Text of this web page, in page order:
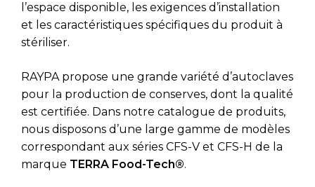
l’espace disponible, les exigences d’installation
et les caractéristiques spécifiques du produit à
stériliser.
RAYPA propose une grande variété d’autoclaves
pour la production de conserves, dont la qualité
est certifiée. Dans notre catalogue de produits,
nous disposons d’une large gamme de modèles
correspondant aux séries CFS-V et CFS-H de la
marque TERRA Food-Tech®.